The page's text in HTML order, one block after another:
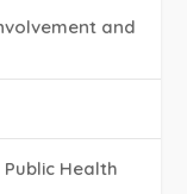
and
Health